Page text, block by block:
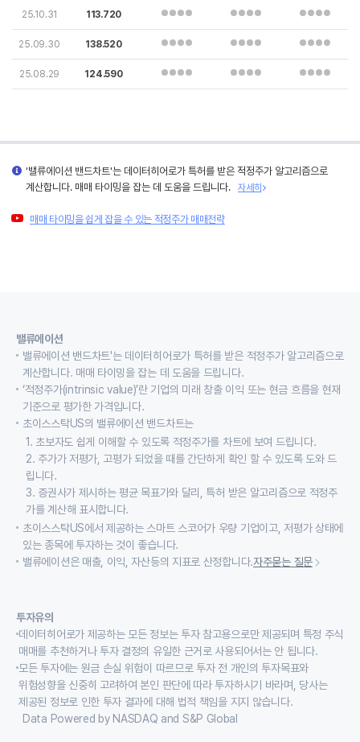
25.10.31 113.720
25.09.30 138.520
25.08.29 124.590
'밸류에이션 밴드차트'는 데이터히어로가 특허를 받은 적정주가 알고리즘으로
계산합니다. 매매 타이밍을 잡는 데 도움을 드립니다.
자세히
매매 타이밍을 쉽게 잡을 수 있는 적정주가 매매전략
밸류에이션
밸류에이션 밴드차트'는 데이터히어로가 특허를 받은 적정주가 알고리즘으로
계산합니다. 매매 타이밍을 잡는 데 도움을 드립니다.
‘적정주가(intrinsic value)’란 기업의 미래 창출 이익 또는 현금 흐름을 현재
기준으로 평가한 가격입니다.
초이스스탁US의 밸류에이션 밴드차트는
1. 초보자도 쉽게 이해할 수 있도록 적정주가를 차트에 보여 드립니다.
2. 주가가 저평가, 고평가 되었을 때를 간단하게 확인 할 수 있도록 도와 드
립니다.
3. 증권사가 제시하는 평균 목표가와 달리, 특허 받은 알고리즘으로 적정주
가를 계산해 표시합니다.
초이스스탁US에서 제공하는 스마트 스코어가 우량 기업이고, 저평가 상태에
있는 종목에 투자하는 것이 좋습니다.
밸류에이션은 매출, 이익, 자산등의 지표로 산정합니다.자주묻는 질문
투자유의
데이터히어로가 제공하는 모든 정보는 투자 참고용으로만 제공되며 특정 주식
매매를 추천하거나 투자 결정의 유일한 근거로 사용되어서는 안 됩니다.
모든 투자에는 원금 손실 위험이 따르므로 투자 전 개인의 투자목표와
위험성향을 신중히 고려하여 본인 판단에 따라 투자하시기 바라며, 당사는
제공된 정보로 인한 투자 결과에 대해 법적 책임을 지지 않습니다.
Data Powered by NASDAQ and S&P Global